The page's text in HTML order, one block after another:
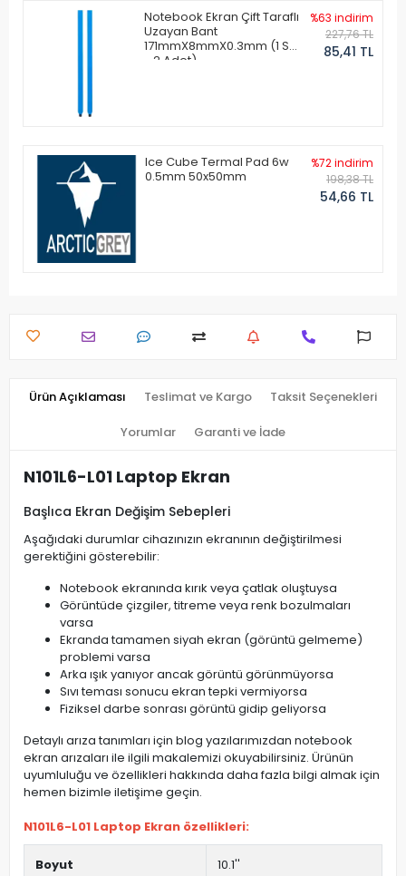
Notebook Ekran Çift Taraflı
Uzayan Bant
171mmX8mmX0.3mm (1 Set
- 2 Adet)
%63 indirim
227,76 TL
85,41 TL
Ice Cube Termal Pad 6w
0.5mm 50x50mm
%72 indirim
198,38 TL
54,66 TL
Ürün Açıklaması Teslimat ve Kargo Taksit Seçenekleri
Yorumlar Garanti ve İade
N101L6-L01 Laptop Ekran
Başlıca Ekran Değişim Sebepleri
Aşağıdaki durumlar cihazınızın ekranının değiştirilmesi
gerektiğini gösterebilir:
Notebook ekranında kırık veya çatlak oluştuysa
Görüntüde çizgiler, titreme veya renk bozulmaları
varsa
Ekranda tamamen siyah ekran (görüntü gelmeme)
problemi varsa
Arka ışık yanıyor ancak görüntü görünmüyorsa
Sıvı teması sonucu ekran tepki vermiyorsa
Fiziksel darbe sonrası görüntü gidip geliyorsa
Detaylı arıza tanımları için blog yazılarımızdan notebook
ekran arızaları ile ilgili makalemizi okuyabilirsiniz. Ürünün
uyumluluğu ve özellikleri hakkında daha fazla bilgi almak için
hemen bizimle iletişime geçin.
N101L6-L01 Laptop Ekran özellikleri:
Boyut 10.1''